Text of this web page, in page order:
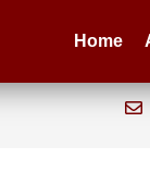
Home